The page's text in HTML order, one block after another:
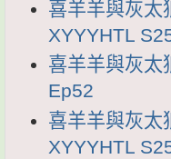
喜羊羊與灰太
XYYYHTL
喜羊羊與灰太
Ep52
喜羊羊與灰太
XYYYHTL